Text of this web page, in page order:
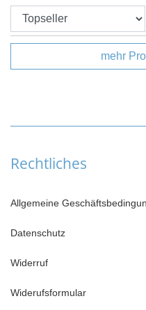
mehr
Rechtliches
Allgemeine
Datenschutz
Widerruf
Widerufsformular